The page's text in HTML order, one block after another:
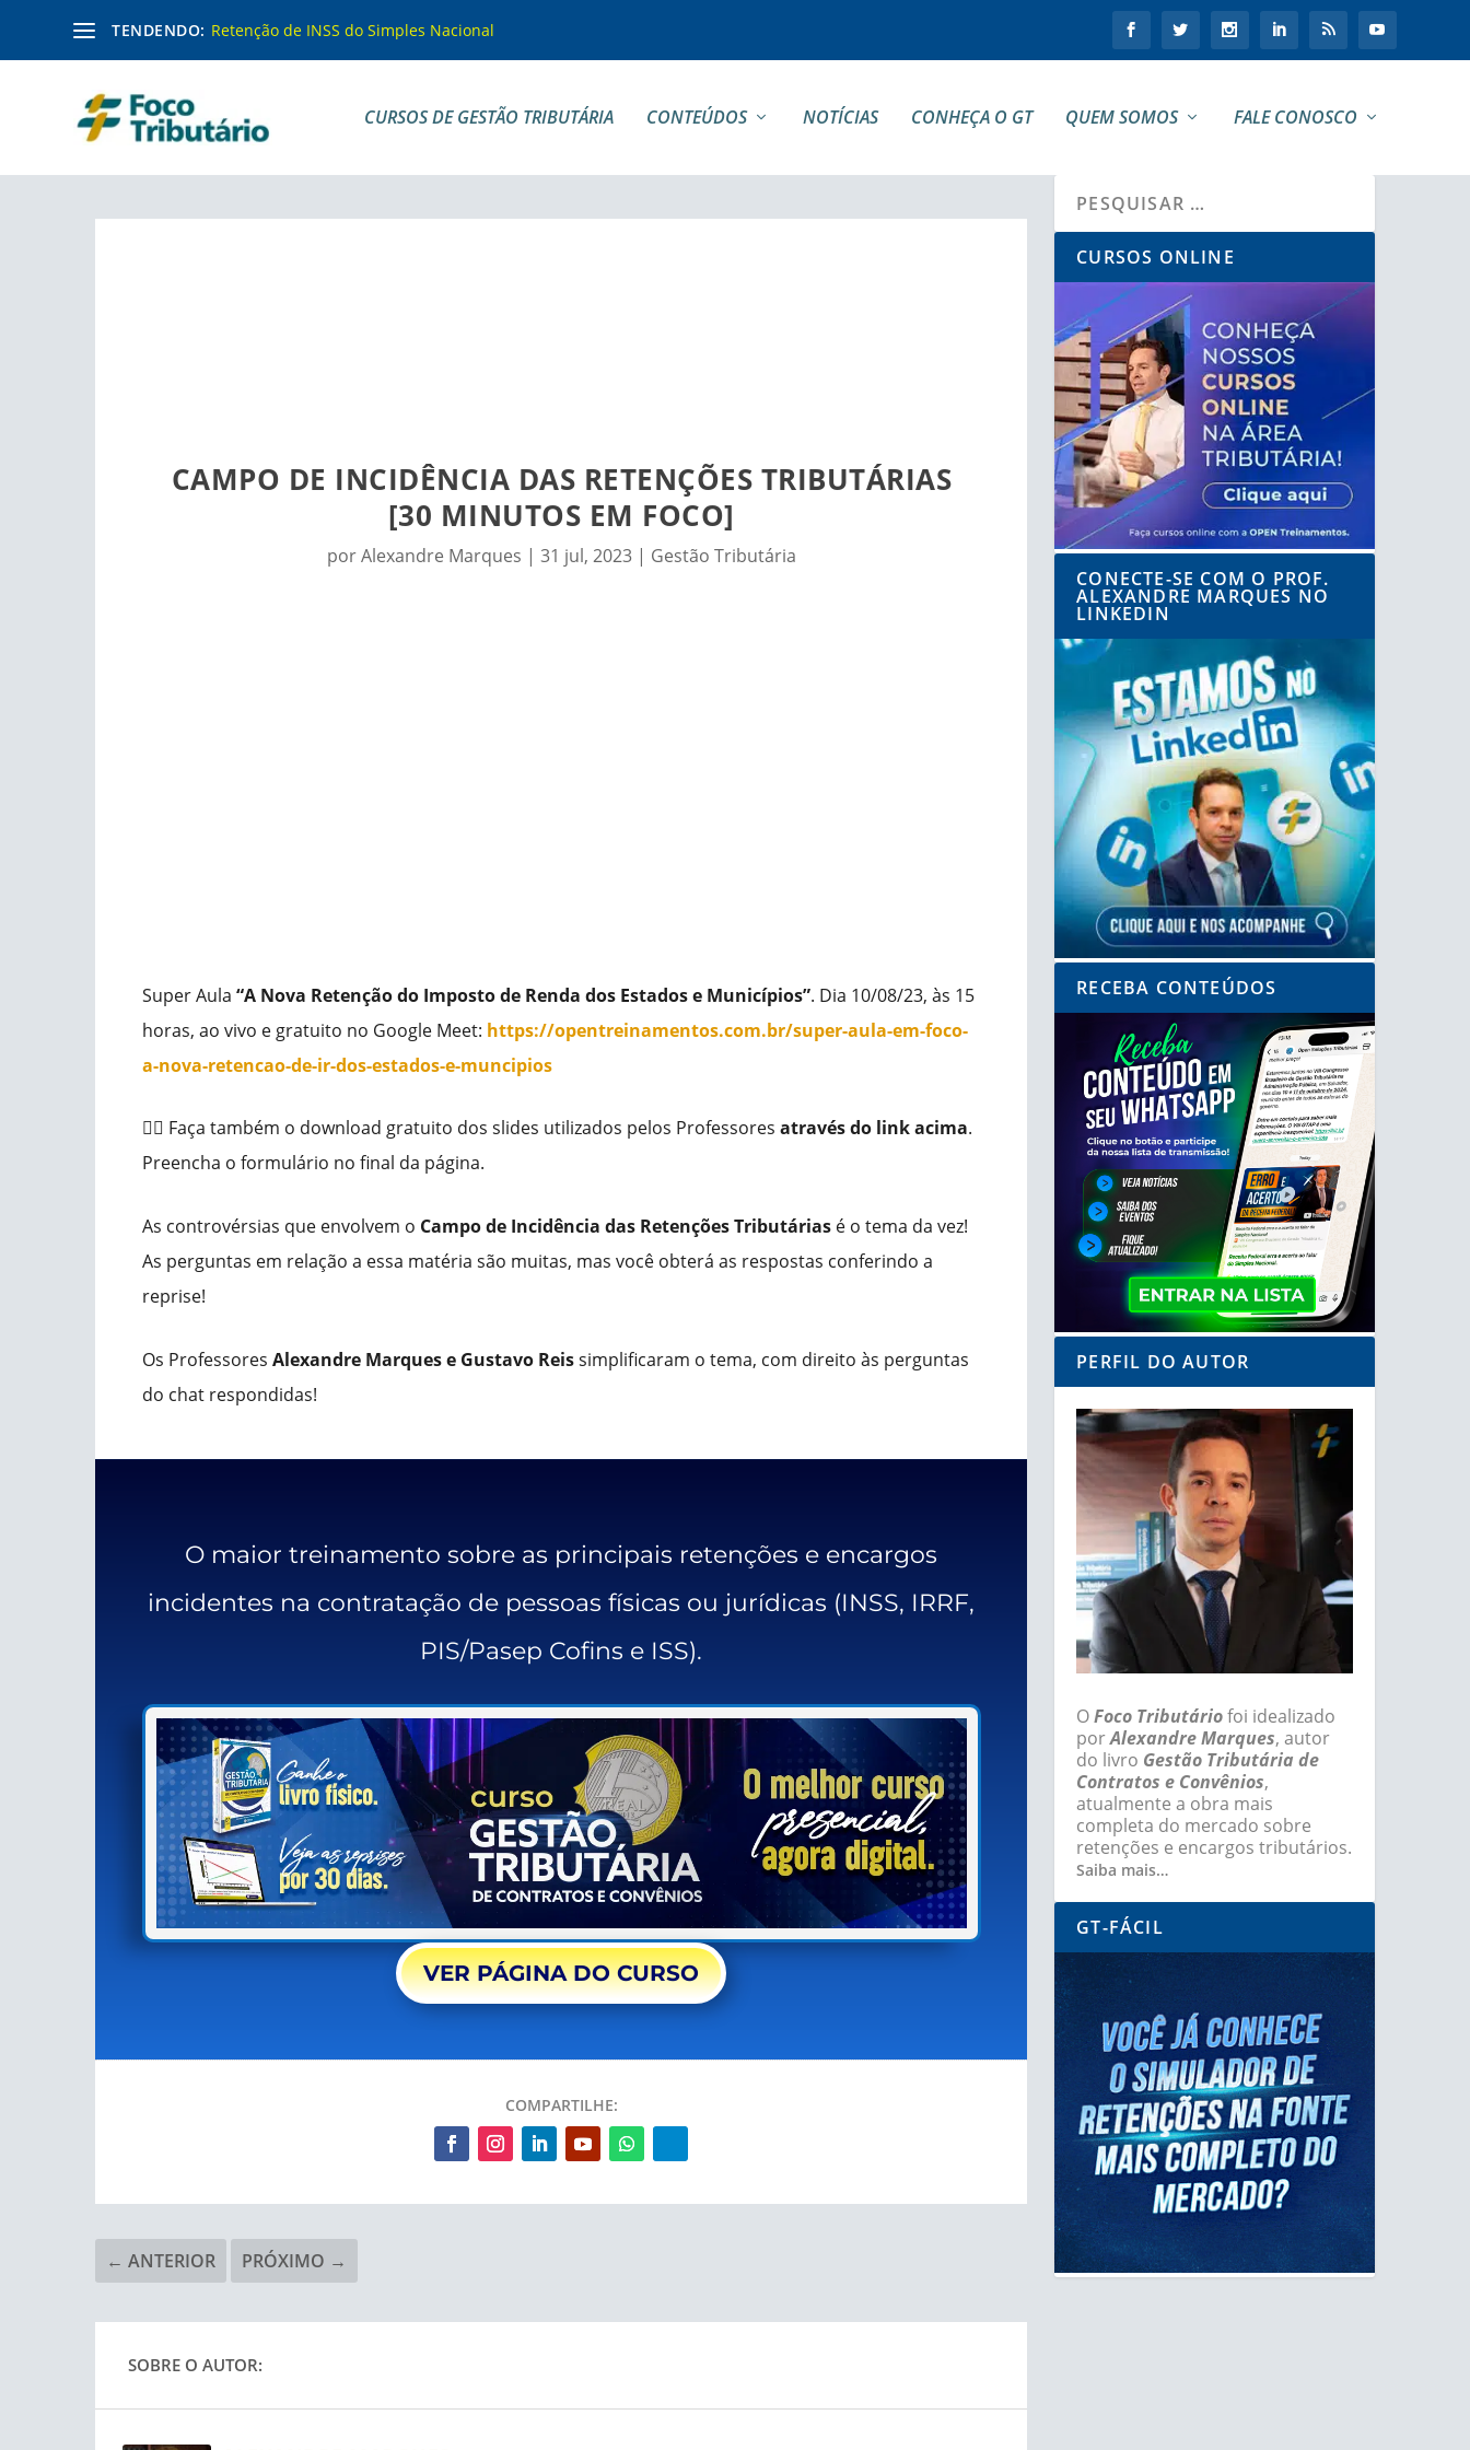
TENDENDO: Retenção de INSS do Simples Nacional
CURSOS DE GESTÃO TRIBUTÁRIA CONTEÚDOS NOTÍCIAS CONHEÇA O GT QUEM SOMOS FALE CONOSCO
CAMPO DE INCIDÊNCIA DAS RETENÇÕES TRIBUTÁRIAS
[30 MINUTOS EM FOCO]
porAlexandre Marques | 31 jul, 2023| Gestão Tributária
Super Aula “A Nova Retenção do Imposto de Renda dos Estados e Municípios”. Dia 10/08/23, às 15
horas, ao vivo e gratuito no Google Meet: https://opentreinamentos.com.br/super-aula-em-foco-
a-nova-retencao-de-ir-dos-estados-e-muncipios
👆🏾 Faça também o download gratuito dos slides utilizados pelos Professores através do link acima.
Preencha o formulário no final da página.
As controvérsias que envolvem o Campo de Incidência das Retenções Tributáriasé o tema da vez!
As perguntas em relação a essa matéria são muitas, mas você obterá as respostas conferindo a
reprise!
Os Professores Alexandre Marques e Gustavo Reissimplificaram o tema, com direito às perguntas
do chat respondidas!
O maior treinamento sobre as principais retenções e encargos
incidentes na contratação de pessoas físicas ou jurídicas (INSS, IRRF,
PIS/Pasep Cofins e ISS).
VER PÁGINA DO CURSO
COMPARTILHE:
←ANTERIOR PRÓXIMO →
SOBRE O AUTOR:
CURSOS ONLINE
CONECTE-SE COM O PROF.
ALEXANDRE MARQUES NO
LINKEDIN
RECEBA CONTEÚDOS
PERFIL DO AUTOR
OFoco Tributáriofoi idealizado
porAlexandre Marques, autor
do livro Gestão Tributária de
Contratos e Convênios,
atualmente a obra mais
completa do mercado sobre
retenções e encargos tributários.
Saiba mais…
GT-FÁCIL